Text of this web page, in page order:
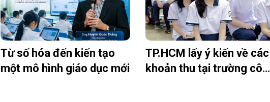
Từ số hóa đến kiến tạo
một mô hình giáo dục mới
TP.HCM lấy ý kiến về các
khoản thu tại trường công